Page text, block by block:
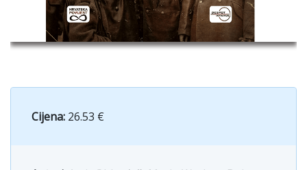
Cijena: 26.53 €